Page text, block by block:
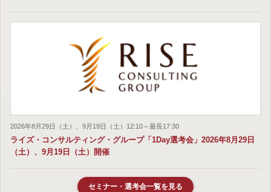
2026年8月29日（土）、9月19日（土）12:10～最長17:30
ライズ・コンサルティング・グループ「1Day選考会」2026年8月29日
（土）、9月19日（土）開催
セミナー・選考会一覧を見る